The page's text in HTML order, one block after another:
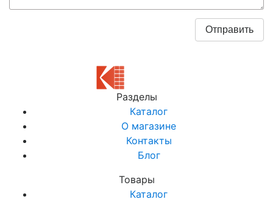
Разделы
Каталог
О магазине
Контакты
Блог
Товары
Каталог